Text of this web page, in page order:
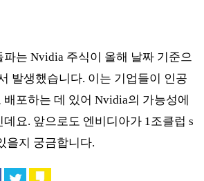
는 Nvidia 주식이 올해 날짜 기준으
발생했습니다. 이는 기업들이 인공
포하는 데 있어 Nvidia의 가능성에
요. 앞으로도 엔비디아가 1조클럽 s
을지 궁금합니다.